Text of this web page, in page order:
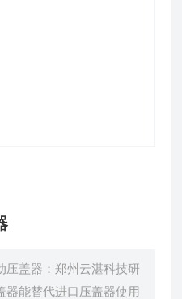
压盖器：郑州云湛科技研
器能替代进口压盖器使用